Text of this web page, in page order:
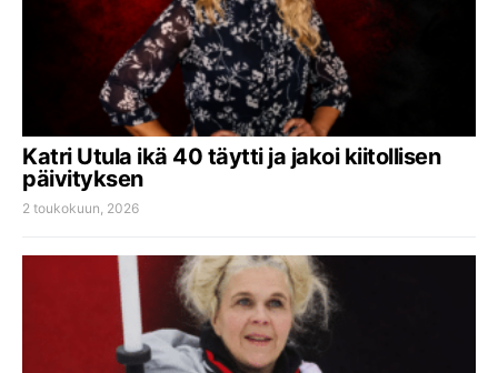
Katri Utula ikä 40 täytti ja jakoi kiitollisen
päivityksen
2 toukokuun, 2026